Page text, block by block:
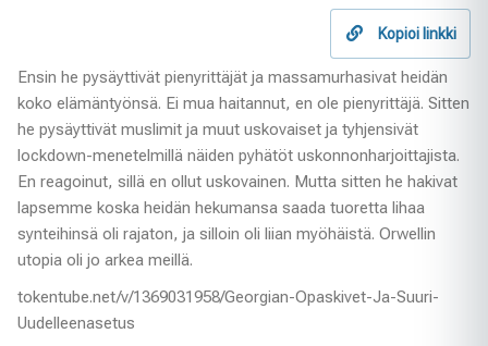
Kopioi linkki
Ensin he pysäyttivät pienyrittäjät ja massamurhasivat heidän
koko elämäntyönsä. Ei mua haitannut, en ole pienyrittäjä. Sitten
he pysäyttivät muslimit ja muut uskovaiset ja tyhjensivät
lockdown-menetelmillä näiden pyhätöt uskonnonharjoittajista.
En reagoinut, sillä en ollut uskovainen. Mutta sitten he hakivat
lapsemme koska heidän hekumansa saada tuoretta lihaa
synteihinsä oli rajaton, ja silloin oli liian myöhäistä. Orwellin
utopia oli jo arkea meillä.
tokentube.net/v/1369031958/Georgian-Opaskivet-Ja-Suuri-
Uudelleenasetus